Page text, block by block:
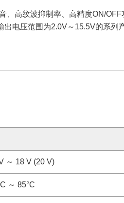
、高纹波抑制率、高精度ON/
电压范围为2.0V～15.5V的系
～ 18 V (20 V)
～ 85°C